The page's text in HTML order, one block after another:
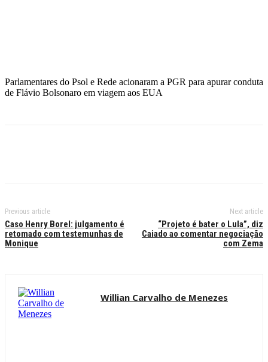
Parlamentares do Psol e Rede acionaram a PGR para apurar conduta
de Flávio Bolsonaro em viagem aos EUA
Previous article
Caso Henry Borel: julgamento é
retomado com testemunhas de
Monique
Next article
“Projeto é bater o Lula”, diz
Caiado ao comentar negociação
com Zema
Willian Carvalho de Menezes